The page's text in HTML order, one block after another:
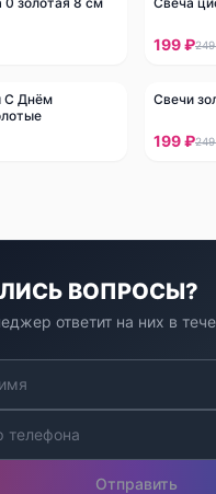
-20%
199 ₽
С Днём
-20%
Свечи
199 ₽
ВОПРОСЫ?
ответит на них в
Отправить